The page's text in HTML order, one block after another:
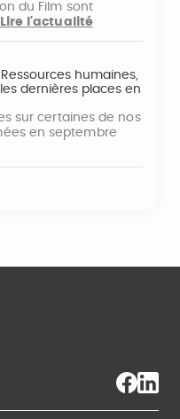
du Film sont
Lire l'actualité
humaines,
dernières places en
sur certaines de nos
en septembre